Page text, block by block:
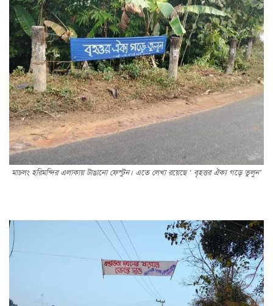
মাচলং হরিমন্দির এলাকায় টাঙানো ফেস্টুন। এতে লেখা রয়েছে ‘ বৃহত্তর ঐক্য গড়ে তুলুন’